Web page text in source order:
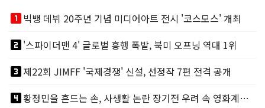
looks_one빅뱅 데뷔 20주년 기념 미디어아트 전시 '코스모스' 개최
looks_two'스파이더맨 4' 글로벌 흥행 폭발, 북미 오프닝 역대 1위
looks_3제22회 JIMFF '국제경쟁' 신설, 선정작 7편 전격 공개
looks_4
황정민을 흔드는 손, 사생활 논란 장기전 우려 속 영화계도 리스크